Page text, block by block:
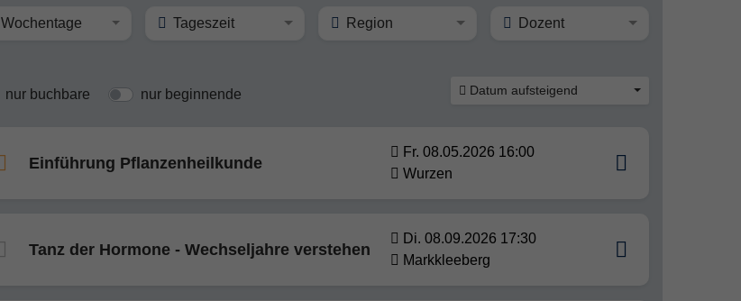
Wochentage Tageszeit Region Dozent
nur buchbare nur beginnende Datum aufsteigend
Einführung Pflanzenheilkunde
Fr. 08.05.2026 16:00
Wurzen
Tanz der Hormone - Wechseljahre verstehen
Di. 08.09.2026 17:30
Markkleeberg